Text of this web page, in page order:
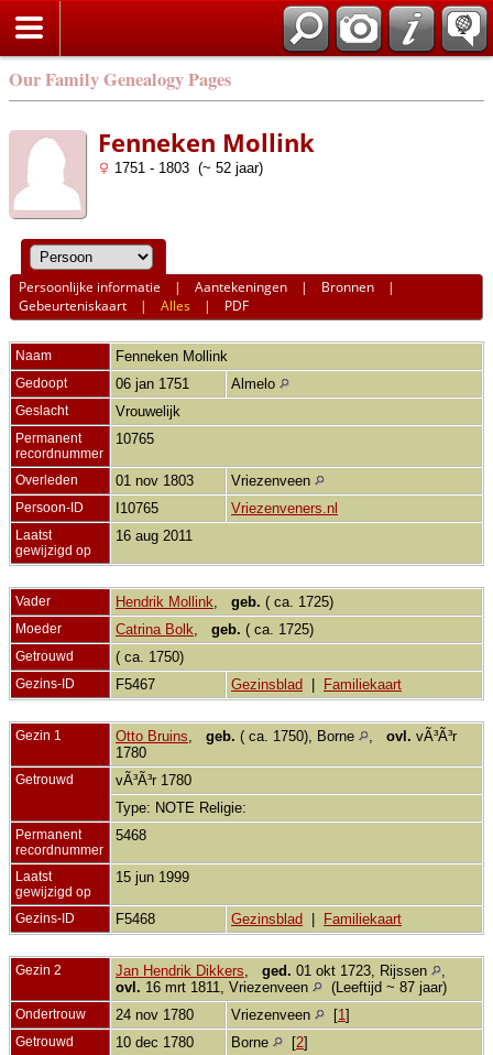
Our Family Genealogy Pages
Fenneken Mollink
1751 - 1803 (~ 52 jaar)
Persoonlijke informatie |Aantekeningen | Bronnen |
Gebeurteniskaart |Alles | PDF
Naam Fenneken Mollink
Gedoopt 06 jan 1751 Almelo
Geslacht Vrouwelijk
Permanent
recordnummer
10765
Overleden 01 nov 1803 Vriezenveen
Persoon-ID I10765 Vriezenveners.nl
Laatst
gewijzigd op
16 aug 2011
Vader Hendrik Mollink geb. ( ca. 1725)
Moeder Catrina Bolk geb. ( ca. 1725)
Getrouwd ( ca. 1750)
Gezins-ID F5467 Gezinsblad Familiekaart
Gezin 1 Otto Bruins geb. ( ca. 1750), Borne ovl. vÃ³Ã³r
1780
Getrouwd
vÃ³Ã³r 1780
Type: NOTE Religie:
Permanent
recordnummer
5468
Laatst
gewijzigd op
15 jun 1999
Gezins-ID F5468 Gezinsblad Familiekaart
Gezin 2 Jan Hendrik Dikkers ged. 01 okt 1723, Rijssen
ovl. 16 mrt 1811, Vriezenveen (Leeftijd ~ 87 jaar)
Ondertrouw 24 nov 1780 Vriezenveen [1 ]
Getrouwd 10 dec 1780 Borne [2]